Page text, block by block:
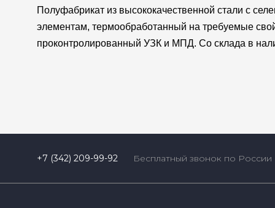
Полуфабрикат из высококачественной стали с
элементам, термообработанный на требуемые
проконтролированный УЗК и МПД. Со склада в
+7 (342) 209-99-92 Бесплатный звонок по России